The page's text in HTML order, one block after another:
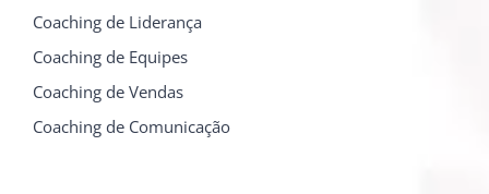
Coaching de Liderança
Coaching de Equipes
Coaching de Vendas
Coaching de Comunicação